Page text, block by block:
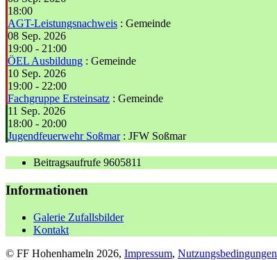
18:00
AGT-Leistungsnachweis : Gemeinde
08 Sep. 2026
19:00 - 21:00
ÖEL Ausbildung : Gemeinde
10 Sep. 2026
19:00 - 22:00
Fachgruppe Ersteinsatz : Gemeinde
11 Sep. 2026
18:00 - 20:00
Jugendfeuerwehr Soßmar: JFW Soßmar
Beitragsaufrufe 9605811
Informationen
Galerie Zufallsbilder
Kontakt
© FF Hohenhameln 2026, Impressum, Nutzungsbedingungen